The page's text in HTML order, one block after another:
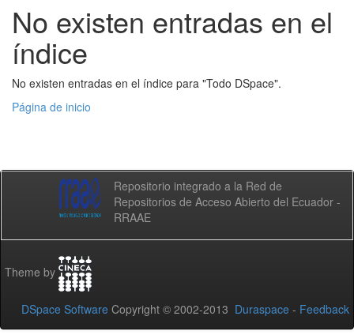
No existen entradas en el
índice
No existen entradas en el índice para "Todo DSpace".
Página de inicio
Repositorio integrado a la Red de
Repositorios de Acceso Abierto del Ecuador -
RRAAE
Theme by
DSpace Software Copyright © 2002-2013 Duraspace - Feedback